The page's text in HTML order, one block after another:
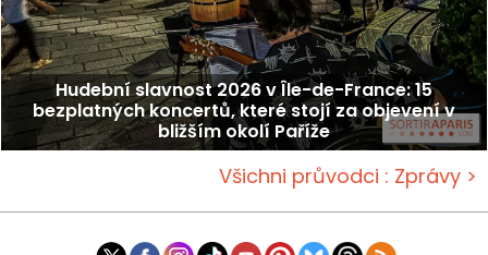
Hudební slavnost 2026 v Île-de-France: 15
bezplatných koncertů, které stojí za objevení v
bližším okolí Paříže
Všichni průvodci : Zprávy >